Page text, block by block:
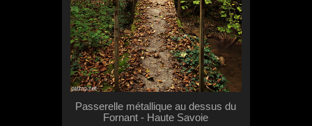
Passerelle métallique au dessus du
Fornant - Haute Savoie